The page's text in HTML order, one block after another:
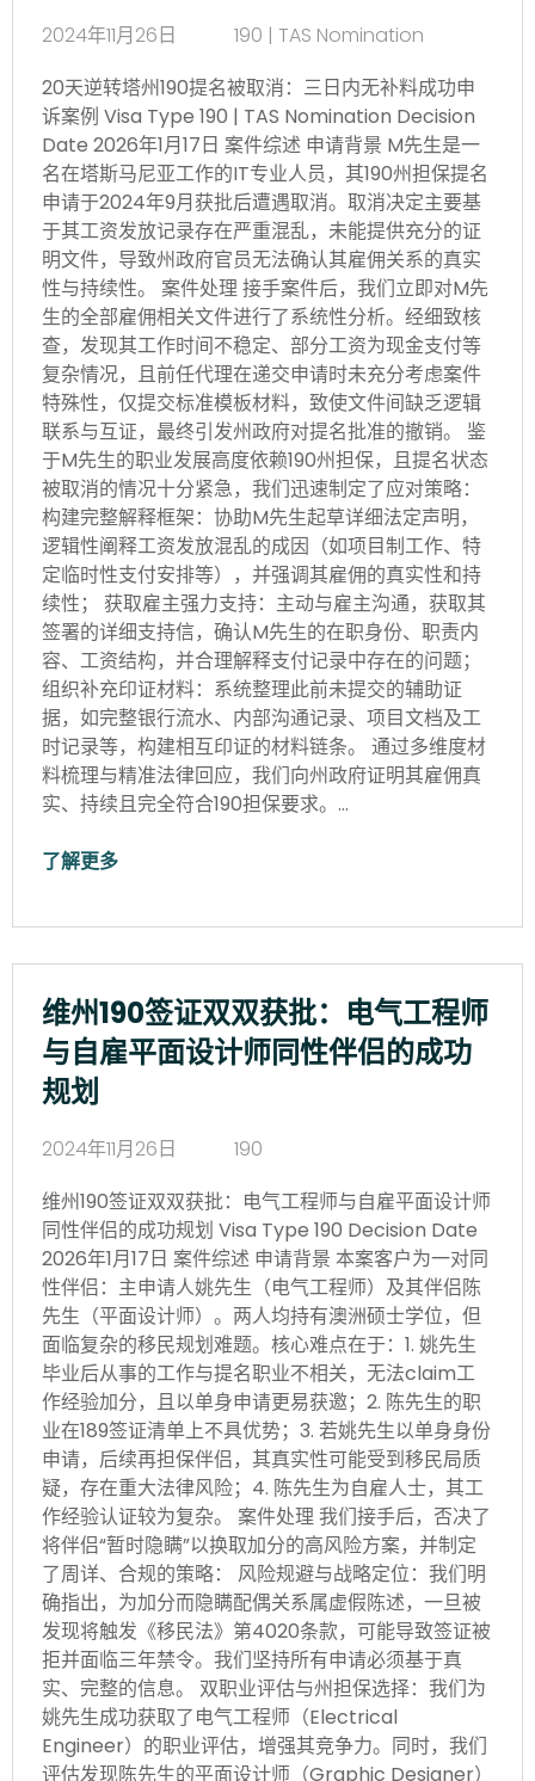
2024年11月26日
190 | TAS Nomination
20天逆转塔州190提名被取消：三日内无补料成功申
诉案例 Visa Type 190 | TAS Nomination Decision
Date 2026年1月17日 案件综述 申请背景 M先生是一
名在塔斯马尼亚工作的IT专业人员，其190州担保提名
申请于2024年9月获批后遭遇取消。取消决定主要基
于其工资发放记录存在严重混乱，未能提供充分的证
明文件，导致州政府官员无法确认其雇佣关系的真实
性与持续性。 案件处理 接手案件后，我们立即对M先
生的全部雇佣相关文件进行了系统性分析。经细致核
查，发现其工作时间不稳定、部分工资为现金支付等
复杂情况，且前任代理在递交申请时未充分考虑案件
特殊性，仅提交标准模板材料，致使文件间缺乏逻辑
联系与互证，最终引发州政府对提名批准的撤销。 鉴
于M先生的职业发展高度依赖190州担保，且提名状态
被取消的情况十分紧急，我们迅速制定了应对策略：
构建完整解释框架：协助M先生起草详细法定声明，
逻辑性阐释工资发放混乱的成因（如项目制工作、特
定临时性支付安排等），并强调其雇佣的真实性和持
续性； 获取雇主强力支持：主动与雇主沟通，获取其
签署的详细支持信，确认M先生的在职身份、职责内
容、工资结构，并合理解释支付记录中存在的问题；
组织补充印证材料：系统整理此前未提交的辅助证
据，如完整银行流水、内部沟通记录、项目文档及工
时记录等，构建相互印证的材料链条。 通过多维度材
料梳理与精准法律回应，我们向州政府证明其雇佣真
实、持续且完全符合190担保要求。…
了解更多
维州190签证双双获批：电气工程师
与自雇平面设计师同性伴侣的成功
规划
2024年11月26日
190
维州190签证双双获批：电气工程师与自雇平面设计师
同性伴侣的成功规划 Visa Type 190 Decision Date
2026年1月17日 案件综述 申请背景 本案客户为一对同
性伴侣：主申请人姚先生（电气工程师）及其伴侣陈
先生（平面设计师）。两人均持有澳洲硕士学位，但
面临复杂的移民规划难题。核心难点在于：1. 姚先生
毕业后从事的工作与提名职业不相关，无法claim工
作经验加分，且以单身申请更易获邀；2. 陈先生的职
业在189签证清单上不具优势；3. 若姚先生以单身身份
申请，后续再担保伴侣，其真实性可能受到移民局质
疑，存在重大法律风险；4. 陈先生为自雇人士，其工
作经验认证较为复杂。 案件处理 我们接手后，否决了
将伴侣“暂时隐瞒”以换取加分的高风险方案，并制定
了周详、合规的策略： 风险规避与战略定位：我们明
确指出，为加分而隐瞒配偶关系属虚假陈述，一旦被
发现将触发《移民法》第4020条款，可能导致签证被
拒并面临三年禁令。我们坚持所有申请必须基于真
实、完整的信息。 双职业评估与州担保选择：我们为
姚先生成功获取了电气工程师（Electrical
Engineer）的职业评估，增强其竞争力。同时，我们
评估发现陈先生的平面设计师（Graphic Designer）